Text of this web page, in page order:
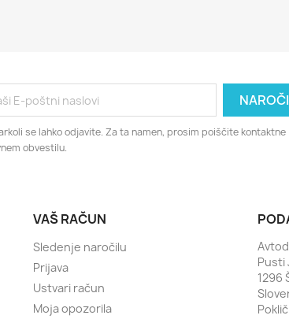
se lahko odjavite. Za ta namen, prosim poiščite kontaktne
obvestilu.
VAŠ RAČUN
Sledenje naročilu
Prijava
Ustvari račun
Moja opozorila
Pusti
1296